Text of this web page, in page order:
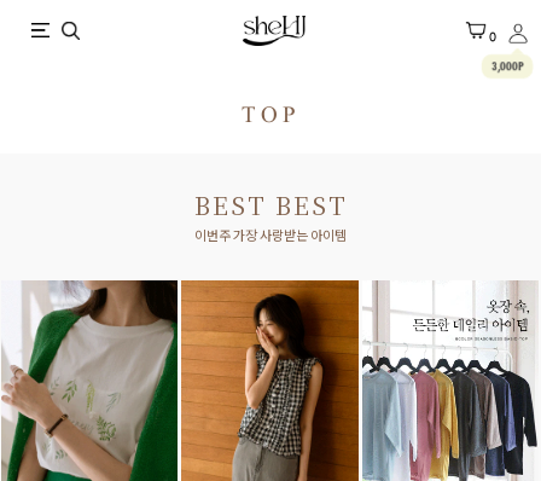
X 0
3,000P
TOP
BEST BEST
이번주 가장 사랑받는 아이템